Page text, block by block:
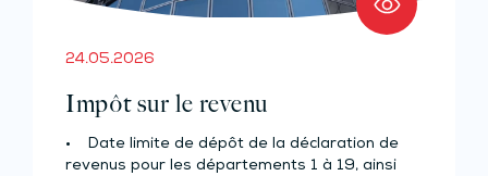
24.05.2026
Impôt sur le revenu
• Date limite de dépôt de la déclaration de
revenus pour les départements 1 à 19, ainsi